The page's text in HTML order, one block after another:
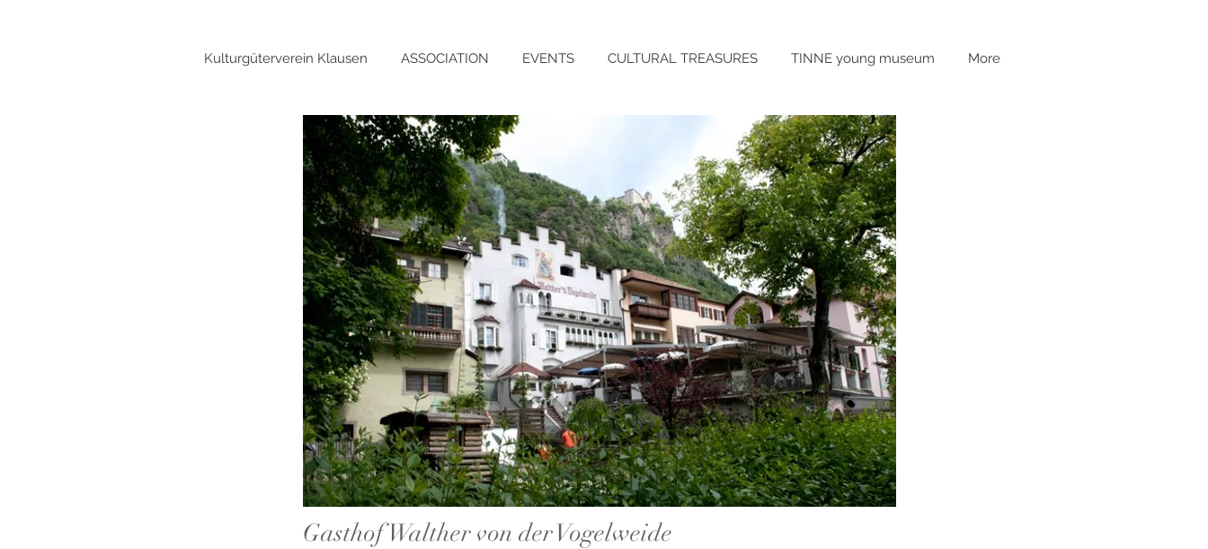
Kulturgüterverein Klausen ASSOCIATION EVENTS CULTURAL TREASURES TINNE young museum More
Gasthof Walther von der Vogelweide